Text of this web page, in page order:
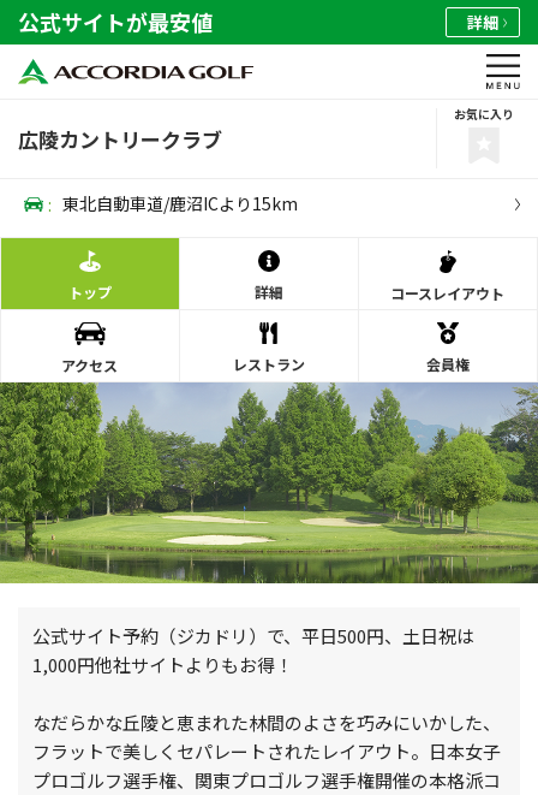
公式サイトが最安値 詳細
広陵カントリークラブ
お気に入り
: 東北自動車道/鹿沼ICより15km
トップ 詳細 コースレイアウト
アクセス レストラン 会員権
公式サイト予約（ジカドリ）で、平日500円、土日祝は
1,000円他社サイトよりもお得！
なだらかな丘陵と恵まれた林間のよさを巧みにいかした、
フラットで美しくセパレートされたレイアウト。日本女子
プロゴルフ選手権、関東プロゴルフ選手権開催の本格派コ